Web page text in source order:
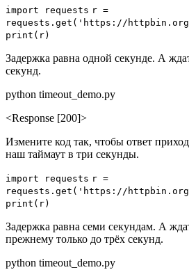
import requests r =
requests. get ('https://
print (r)
Задержка равна одной секунде. А
секунд.
python timeout_demo.py
<Response [200]>
Измените код так, чтобы ответ
наш таймаут в три секунды.
import requests r =
requests. get ('https://
print (r)
Задержка равна семи секундам. А
прежнему только до трёх секунд.
python timeout_demo.py